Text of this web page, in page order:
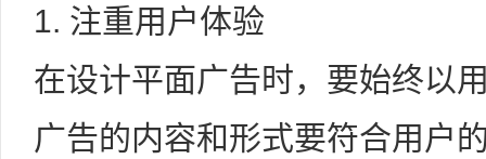
1. 注重用户体验
在设计平面广告时，要始终以
广告的内容和形式要符合用户